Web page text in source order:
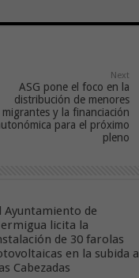
Next
ASG pone el foco en la
distribución de menores
migrantes y la financiación
para el próximo
pleno
Ayuntamiento de
licita la
de 30 farolas
en la subida a
Cabezadas